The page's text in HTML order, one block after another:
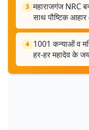
3 महाराजगंज NRC
साथ पौष्टिक
4 1001 कन्याओं व
हर-हर महादेव के